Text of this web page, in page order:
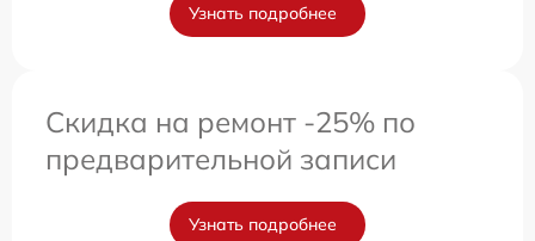
Узнать подробнее
Скидка на ремонт -25% по
предварительной записи
Узнать подробнее